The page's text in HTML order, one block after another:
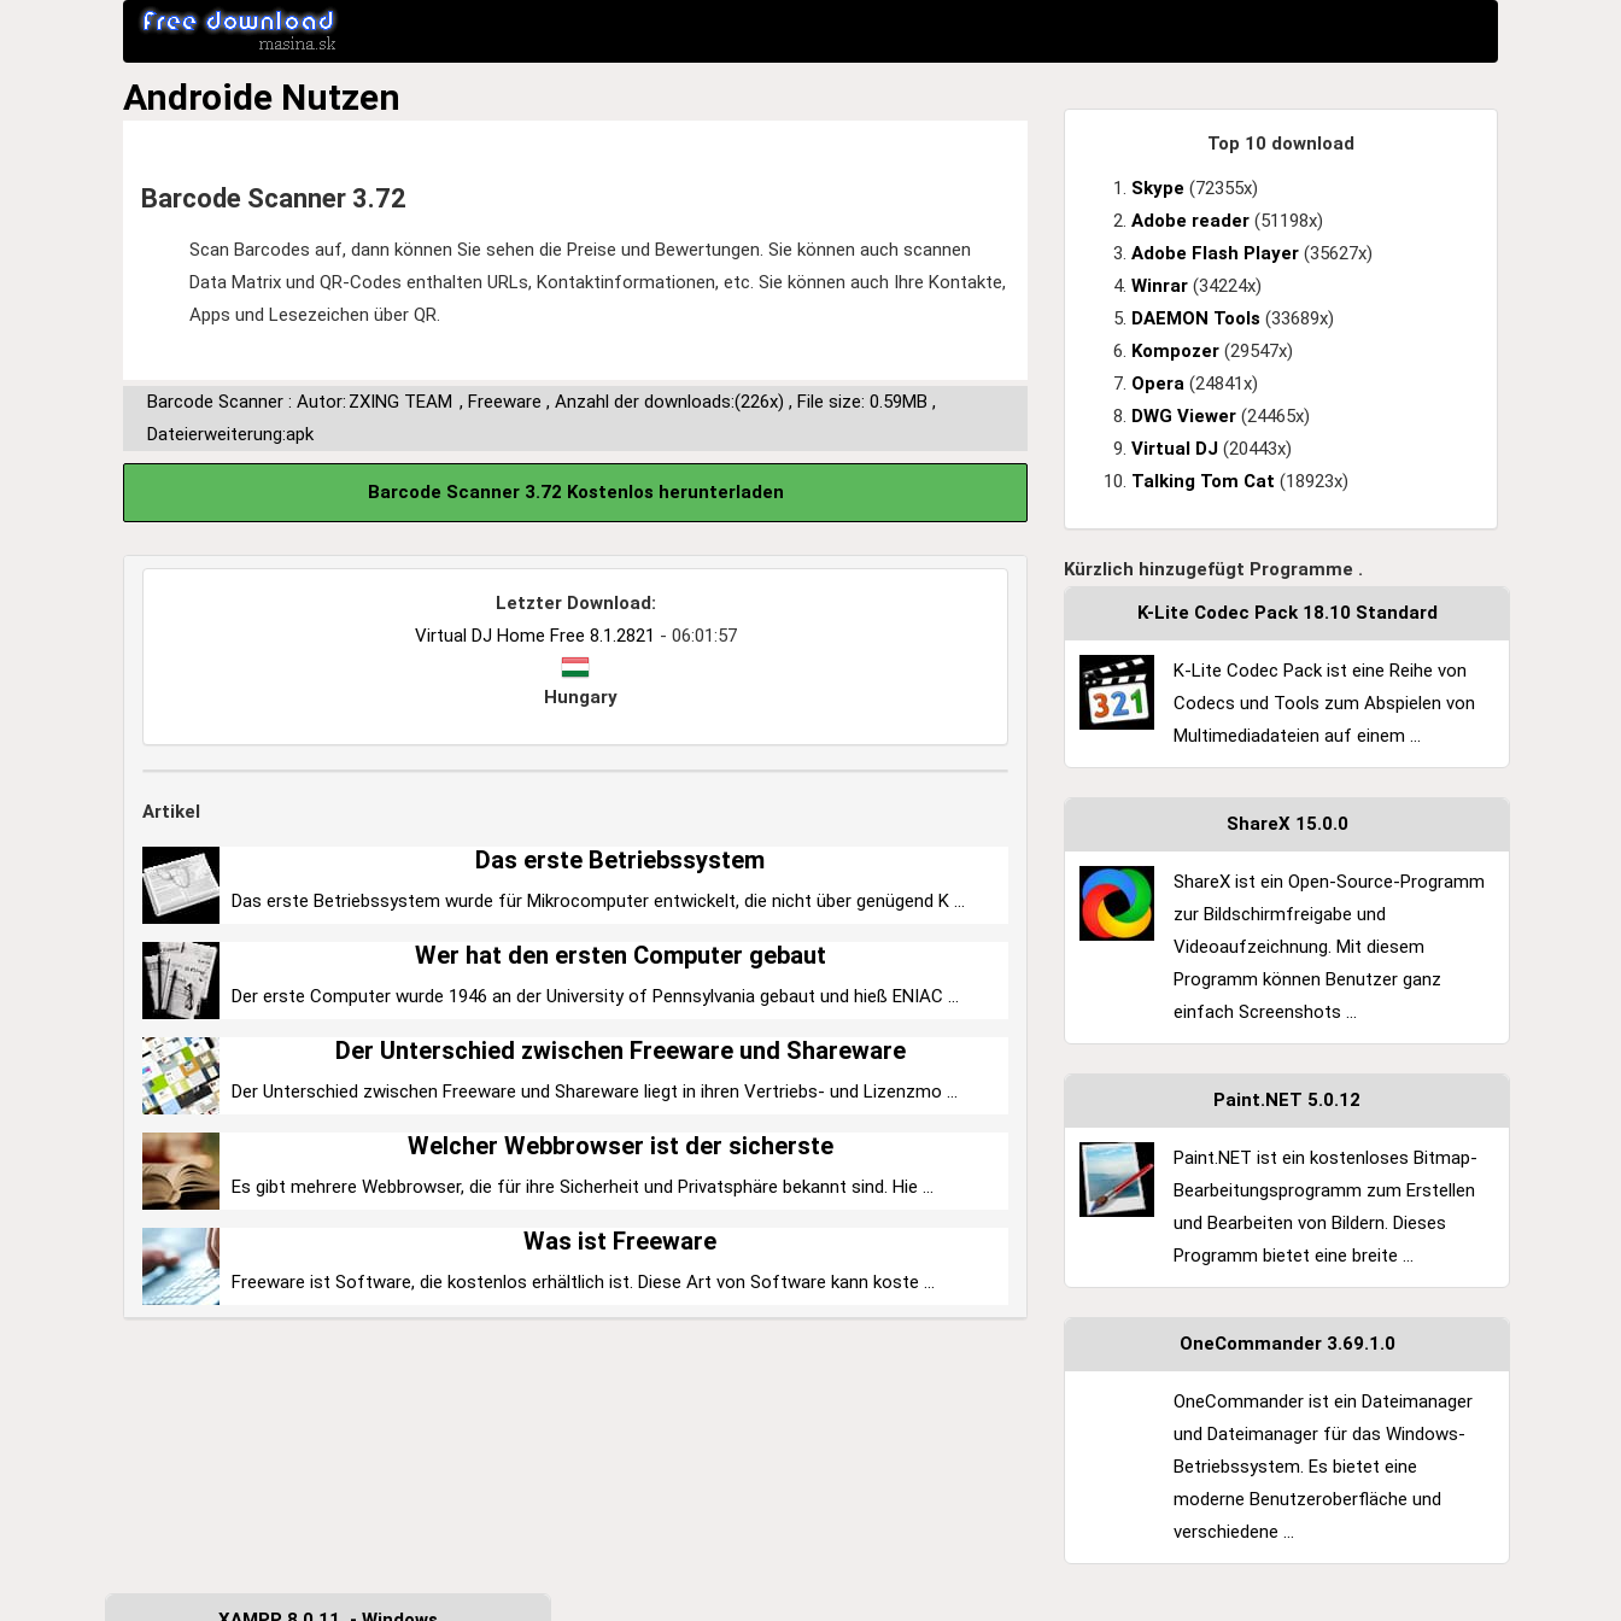
Androide Nutzen
Barcode Scanner 3.72
Scan Barcodes auf, dann können Sie sehen die Preise und Bewertungen. Sie können auch scannen
Data Matrix und QR-Codes enthalten URLs, Kontaktinformationen, etc. Sie können auch Ihre Kontakte,
Apps und Lesezeichen über QR.
Barcode Scanner : Autor: ZXING TEAM , Freeware , Anzahl der downloads:(226x) , File size: 0.59MB ,
Dateierweiterung:apk
Barcode Scanner 3.72 Kostenlos herunterladen
Letzter Download:
Virtual DJ Home Free 8.1.2821 - 06:01:57
Hungary
Artikel
Das erste Betriebssystem
Das erste Betriebssystem wurde für Mikrocomputer entwickelt, die nicht über genügend K ...
Wer hat den ersten Computer gebaut
Der erste Computer wurde 1946 an der University of Pennsylvania gebaut und hieß ENIAC ...
Der Unterschied zwischen Freeware und Shareware
Der Unterschied zwischen Freeware und Shareware liegt in ihren Vertriebs- und Lizenzmo ...
Welcher Webbrowser ist der sicherste
Es gibt mehrere Webbrowser, die für ihre Sicherheit und Privatsphäre bekannt sind. Hie ...
Was ist Freeware
Freeware ist Software, die kostenlos erhältlich ist. Diese Art von Software kann koste ...
Top 10 download
Skype (72355x)
Adobe reader (51198x)
Adobe Flash Player (35627x)
Winrar (34224x)
DAEMON Tools (33689x)
Kompozer (29547x)
Opera (24841x)
DWG Viewer (24465x)
Virtual DJ (20443x)
Talking Tom Cat (18923x)
Kürzlich hinzugefügt Programme .
K-Lite Codec Pack 18.10 Standard
K-Lite Codec Pack ist eine Reihe von
Codecs und Tools zum Abspielen von
Multimediadateien auf einem ...
ShareX 15.0.0
ShareX ist ein Open-Source-Programm
zur Bildschirmfreigabe und
Videoaufzeichnung. Mit diesem
Programm können Benutzer ganz
einfach Screenshots ...
Paint.NET 5.0.12
Paint.NET ist ein kostenloses Bitmap-
Bearbeitungsprogramm zum Erstellen
und Bearbeiten von Bildern. Dieses
Programm bietet eine breite ...
OneCommander 3.69.1.0
OneCommander ist ein Dateimanager
und Dateimanager für das Windows-
Betriebssystem. Es bietet eine
moderne Benutzeroberfläche und
verschiedene ...